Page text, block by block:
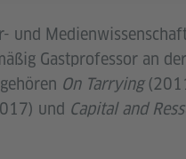
und
Gastprofessor an der
On Tarrying
und Capital and